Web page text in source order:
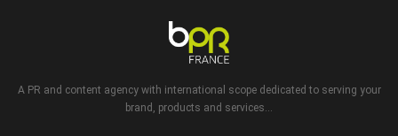
A PR and content agency with international scope dedicated to serving your
brand, products and services...